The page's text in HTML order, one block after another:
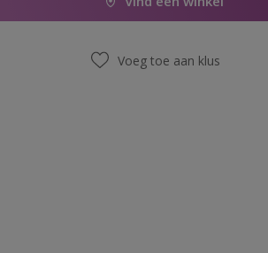
Voeg toe aan klus